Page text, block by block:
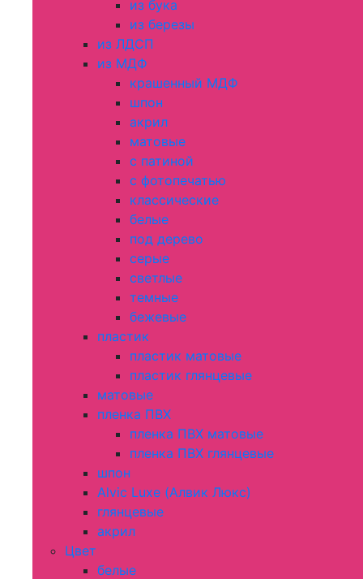
из бука
из березы
из ЛДСП
из МДФ
крашенный МДФ
шпон
акрил
матовые
с патиной
с фотопечатью
классические
белые
под дерево
серые
светлые
темные
бежевые
пластик
пластик матовые
пластик глянцевые
матовые
пленка ПВХ
пленка ПВХ матовые
пленка ПВХ глянцевые
шпон
Alvic Luxe (Алвик Люкс)
глянцевые
акрил
Цвет
белые